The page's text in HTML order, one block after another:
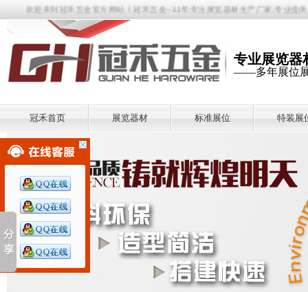
欢迎来到冠禾五金官方网站！冠禾五金--11年专注展览器材生产厂家,专业提供八
专业展览器
——多年展位
冠禾首页 展览器材 标准展位 特装展